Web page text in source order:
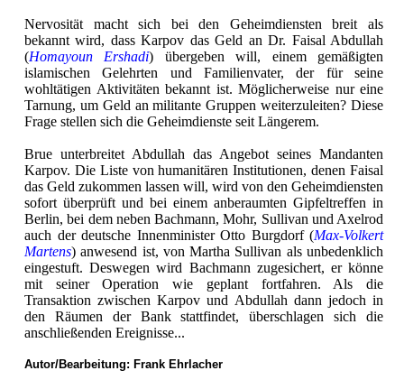
Nervosität macht sich bei den Geheimdiensten breit als
bekannt wird, dass Karpov das Geld an Dr. Faisal Abdullah
(Homayoun Ershadi) übergeben will, einem gemäßigten
islamischen Gelehrten und Familienvater, der für seine
wohltätigen Aktivitäten bekannt ist. Möglicherweise nur eine
Tarnung, um Geld an militante Gruppen weiterzuleiten? Diese
Frage stellen sich die Geheimdienste seit Längerem.
Brue unterbreitet Abdullah das Angebot seines Mandanten
Karpov. Die Liste von humanitären Institutionen, denen Faisal
das Geld zukommen lassen will, wird von den Geheimdiensten
sofort überprüft und bei einem anberaumten Gipfeltreffen in
Berlin, bei dem neben Bachmann, Mohr, Sullivan und Axelrod
auch der deutsche Innenminister Otto Burgdorf (Max-Volkert
Martens) anwesend ist, von Martha Sullivan als unbedenklich
eingestuft. Deswegen wird Bachmann zugesichert, er könne
mit seiner Operation wie geplant fortfahren. Als die
Transaktion zwischen Karpov und Abdullah dann jedoch in
den Räumen der Bank stattfindet, überschlagen sich die
anschließenden Ereignisse...
Autor/Bearbeitung: Frank Ehrlacher